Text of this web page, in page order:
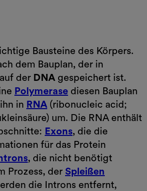
Bausteine des Körpers.
dem Bauplan, der in
auf der DNA gespeichert ist.
Polymerase diesen Bauplan
in RNA (ribonucleic acid;
um. Die RNA enthält
Exons, die die
für das Protein
, die nicht benötigt
Prozess, der Spleißen
die Introns entfernt,